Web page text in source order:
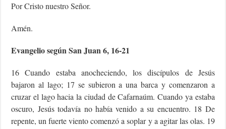
Por Cristo nuestro Señor.
Amén.
Evangelio según San Juan 6, 16-21
16 Cuando estaba anocheciendo, los discípulos de Jesús
bajaron al lago; 17 se subieron a una barca y comenzaron a
cruzar el lago hacia la ciudad de Cafarnaúm. Cuando ya estaba
oscuro, Jesús todavía no había venido a su encuentro. 18 De
repente, un fuerte viento comenzó a soplar y a agitar las olas. 19